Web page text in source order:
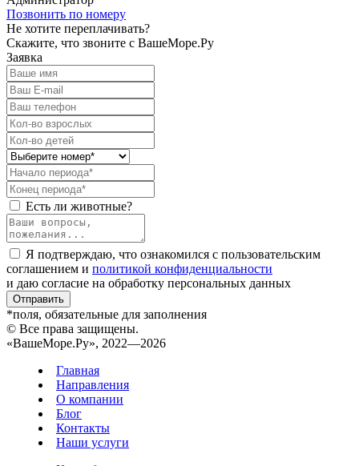
Позвонить по номеру
Не хотите переплачивать?
Скажите, что звоните с ВашеМоре.Ру
Заявка
Есть ли животные?
Я подтверждаю, что ознакомился с пользовательским
соглашением и политикой конфиденциальности
и даю согласие на обработку персональных данных
Отправить
*поля, обязательные для заполнения
© Все права защищены.
«ВашеМоре.Ру», 2022—2026
Главная
Направления
О компании
Блог
Контакты
Наши услуги